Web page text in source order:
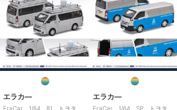
エラカ―
EraCar 1/64 81 トヨタ
エラカ―
EraCar 1/64 SP トヨタ